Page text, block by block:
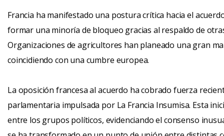
Francia ha manifestado una postura crítica hacia el
formar una minoría de bloqueo gracias al respaldo de
Organizaciones de agricultores han planeado una gran
coincidiendo con una cumbre europea.
La oposición francesa al acuerdo ha cobrado fuerza
parlamentaria impulsada por La Francia Insumisa. Esta
entre los grupos políticos, evidenciando el consenso